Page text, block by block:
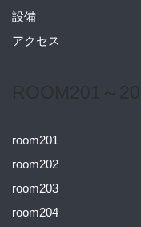
設備
アクセス
room201
room202
room203
room204